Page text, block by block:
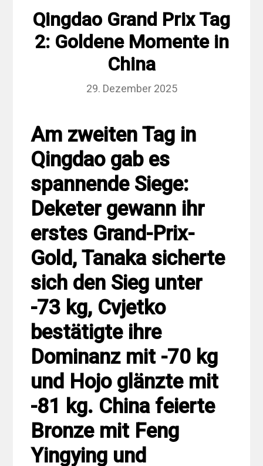
Qingdao Grand Prix Tag
2: Goldene Momente in
China
29. Dezember 2025
Am zweiten Tag in
Qingdao gab es
spannende Siege:
Deketer gewann ihr
erstes Grand-Prix-
Gold, Tanaka sicherte
sich den Sieg unter
-73 kg, Cvjetko
bestätigte ihre
Dominanz mit -70 kg
und Hojo glänzte mit
-81 kg. China feierte
Bronze mit Feng
Yingying und